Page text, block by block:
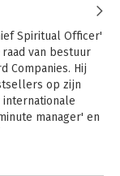
Spiritual Officer'
van bestuur
Companies. Hij
op zijn
internationale
manager' en